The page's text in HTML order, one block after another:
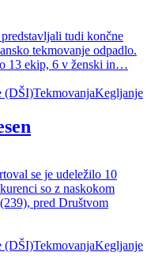
tudi končne
tekmovanje odpadlo.
13 ekip, 6 v ženski in…
(DŠI)TekmovanjaKegljanje
se je udeležilo 10
so z naskokom
pred Društvom
(DŠI)TekmovanjaKegljanje